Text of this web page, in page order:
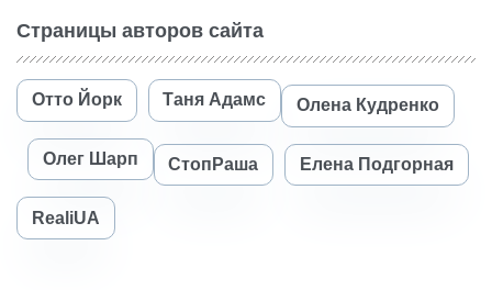
Страницы авторов сайта
Отто Йорк Таня Адамс Олена Кудренко
Олег Шарп СтопРаша Елена Подгорная
RealiUA